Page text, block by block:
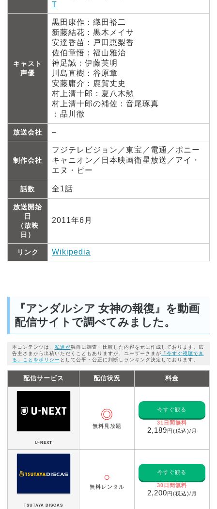
T
キャスト
声優
黒田康作：織田裕二
新藤結花：黒木メイサ
安達香苗：戸田恵梨香
佐伯章悟：福山雅治
神足誠：伊藤英明
川島直樹：谷原章
安藤庸介：鹿賀丈史
村上清十郎：夏八木勲
村上清十郎の補佐：音尾琢真
：品川徹
放送会社 –
制作会社
フジテレビジョン／東宝／電通／ポニー
キャニオン／日本映画衛星放送／アイ・
エヌ・ピー
話数 全1話
放送開始
日
（放映
日）
2011年6月
リンク Wikipedia
『アンダルシア 女神の報復』を動画
配信サイトで調べてみました。
本コンテンツは、 私達が独自に調査・比較した内容を元に作成しております。広
告主さまから出稿いただくこともありますが、ユーザーさまが 「今すぐ視聴でき
る」ことをポリシー として公平・公正に判断しランキング決定しております。
配信サービス 配信状況 料金
U-NEXT
◎
無料見放題
今すぐ観る
31日間無料
2,189円(税込)/月
TSUTAYA DISCAS
○
無料レンタル
今すぐ観る
30日間無料
2,200円(税込)/月